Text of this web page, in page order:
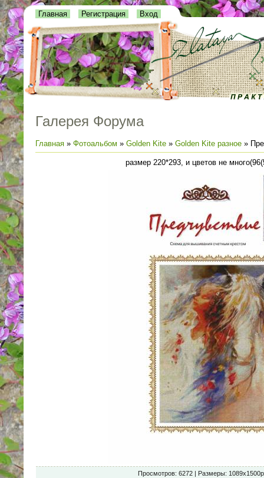
Главная Регистрация Вход
Галерея Форума
Главная » Фотоальбом » Golden Kite » Golden Kite разное »
размер 220*293, и цветов не
Просмотров: 6272 | Размеры: